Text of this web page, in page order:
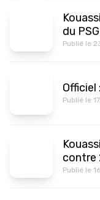
du PSG
Publié le
Officiel
Publié le
contre
Publié le